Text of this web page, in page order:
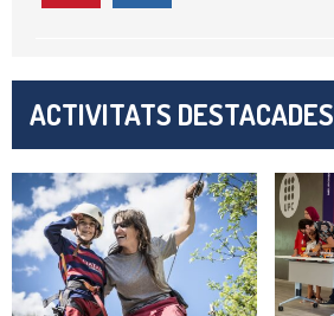
ACTIVITATS DESTACADES